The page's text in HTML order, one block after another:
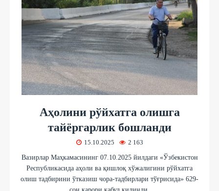
Аҳолини рўйхатга олишга
тайёргарлик бошланди
15.10.2025 2 163
Вазирлар Маҳкамасининг 07.10.2025 йилдаги «Ўзбекистон
Республикасида аҳоли ва қишлоқ хўжалигини рўйхатга
олиш тадбирини ўтказиш чора-тадбирлари тўғрисида» 629-